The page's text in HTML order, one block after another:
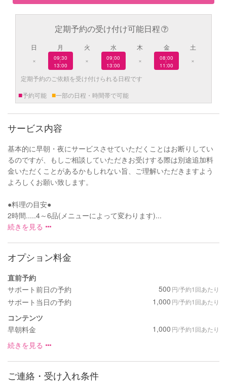
定期予約の受け付け可能日程
日
×
月
09:30
|
13:00
火
×
水
09:00
|
13:00
木
×
金
08:00
|
11:00
土
×
定期予約のご依頼を受け付けられる日程です
■予約可能 ■一部の日程・時間帯で可能
サービス内容
基本的に早朝・夜にサービスさせていただくことはお断りしてい
るのですが、もしご相談していただきお受けする際は別途追加料
金いただくことがあるかもしれない旨、ご理解いただきますよう
よろしくお願い致します。
●料理の目安●
2時間.....4～6品(メニューによって変わります)...
続きを見る
オプション料金
直前予約
サポート前日の予約
500 円/予約1回あたり
サポート当日の予約 1,000 円/予約1回あたり
コンテンツ
早朝料金
1,000 円/予約1回あたり
続きを見る
ご連絡・受け入れ条件